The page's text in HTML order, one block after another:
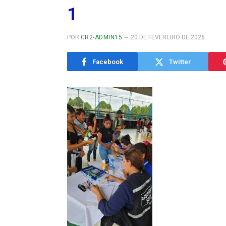
1
POR CR2-ADMIN15 20 DE FEVEREIRO DE 2026
Facebook Twitter